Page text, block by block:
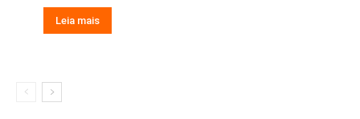
Leia mais